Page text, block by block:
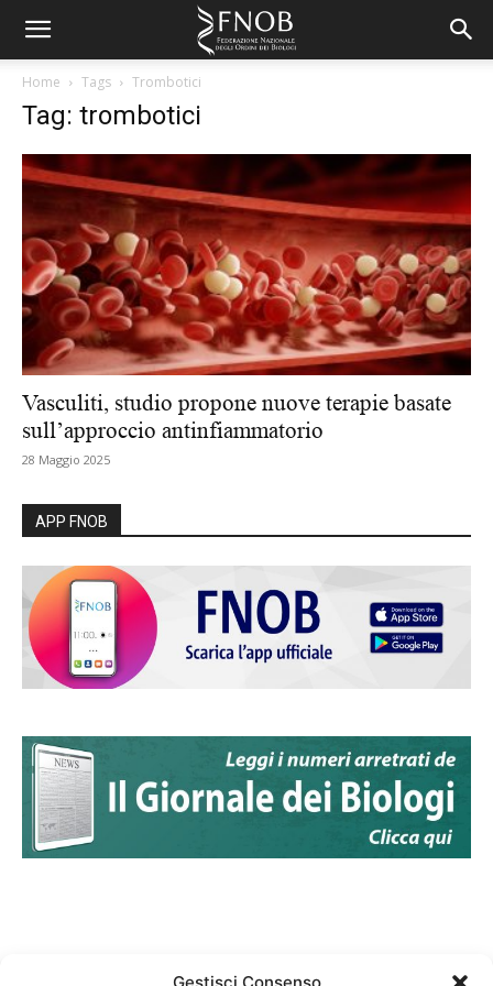
Home Tags Trombotici
Tag: trombotici
Vasculiti, studio propone nuove terapie basate
sull’approccio antinfiammatorio
28 Maggio 2025
APP FNOB